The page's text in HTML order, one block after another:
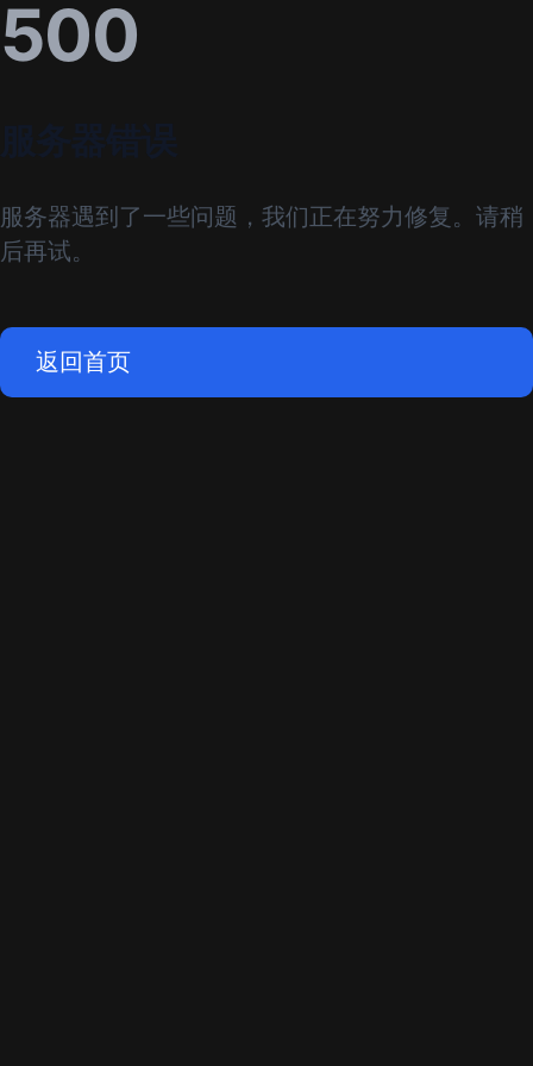
500
服务器遇到了一些问题，我们正在努力修复。请稍
后再试。
返回首页